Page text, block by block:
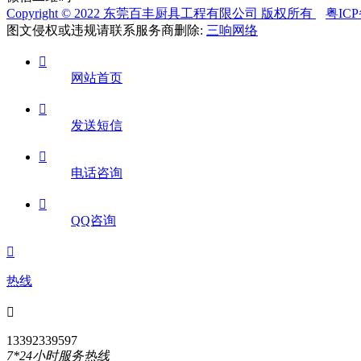
Copyright © 2022 东莞百丰厨具工程有限公司 版权所有
粤ICP
图文侵权或违规请联系服务商删除: 三响网络

网站首页

发送短信

电话咨询

QQ咨询

热线

13392339597
7*24小时服务热线